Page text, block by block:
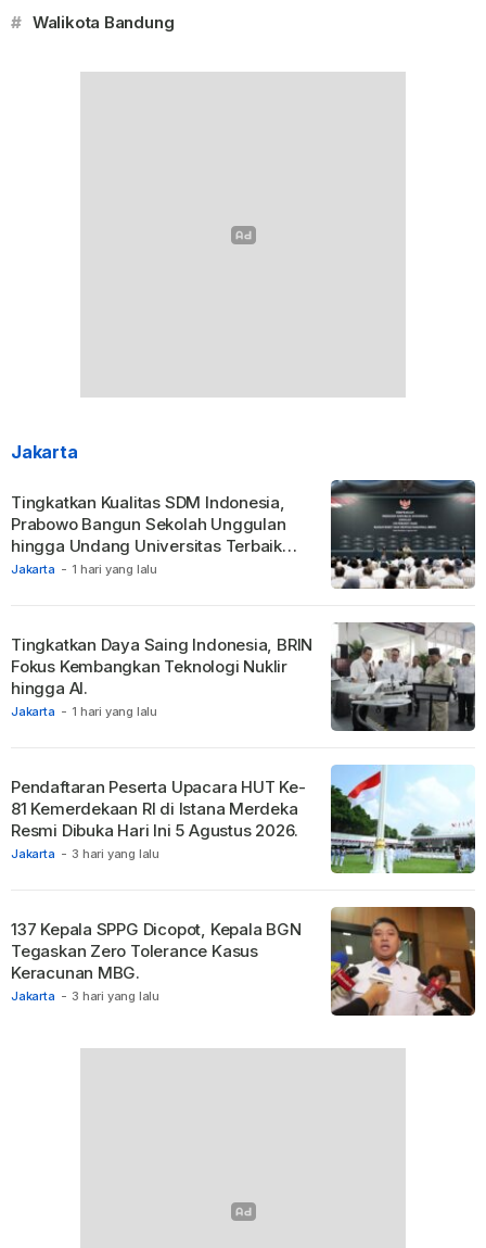
# Walikota Bandung
Jakarta
Jakarta - 1 hari yang lalu
Tingkatkan Kualitas SDM Indonesia,
Prabowo Bangun Sekolah Unggulan
hingga Undang Universitas Terbaik
Dunia.
Jakarta - 1 hari yang lalu
Tingkatkan Daya Saing Indonesia, BRIN
Fokus Kembangkan Teknologi Nuklir
hingga AI.
Jakarta - 3 hari yang lalu
Pendaftaran Peserta Upacara HUT Ke-
81 Kemerdekaan RI di Istana Merdeka
Resmi Dibuka Hari Ini 5 Agustus 2026.
Jakarta - 3 hari yang lalu
137 Kepala SPPG Dicopot, Kepala BGN
Tegaskan Zero Tolerance Kasus
Keracunan MBG.